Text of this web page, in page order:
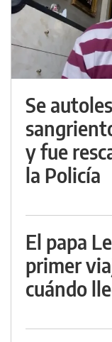
Se
y fue
la Policía
El papa
primer
cuándo